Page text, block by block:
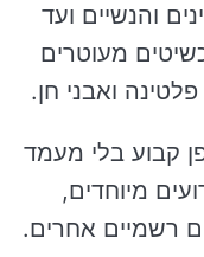
והנשיים ועד
מעוטרים
ואבני חן.
קבוע בלי מעמד
מיוחדים,
רשמיים אחרים.